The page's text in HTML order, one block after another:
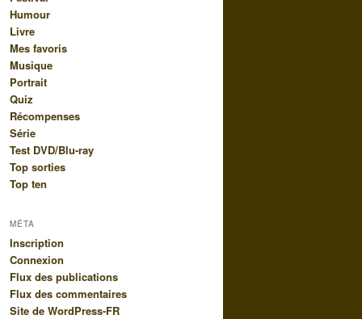
Humour
Livre
Mes favoris
Musique
Portrait
Quiz
Récompenses
Série
Test DVD/Blu-ray
Top sorties
Top ten
MÉTA
Inscription
Connexion
Flux des publications
Flux des commentaires
Site de WordPress-FR